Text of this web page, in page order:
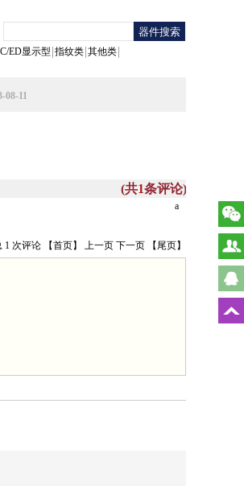
ED显示型 指纹类 其他类
08-11
(共1条评论)
a
1 次评论
【首页】 上一页 下一页 【尾页】